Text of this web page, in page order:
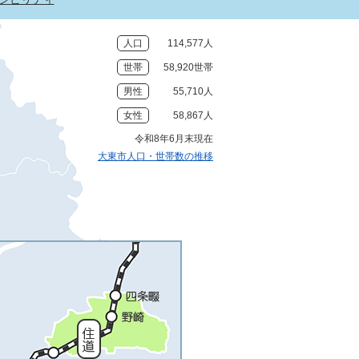
人口 114,577人
世帯 58,920世帯
男性 55,710人
女性 58,867人
令和8年6月末現在
大東市人口・世帯数の推移